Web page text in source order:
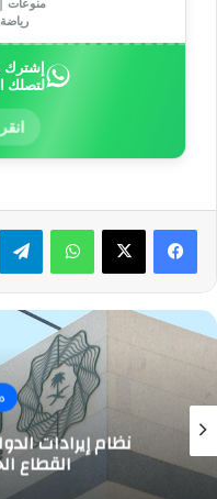
إشترك
لتصلك
واتساب
نظام إيرادات
القطاع